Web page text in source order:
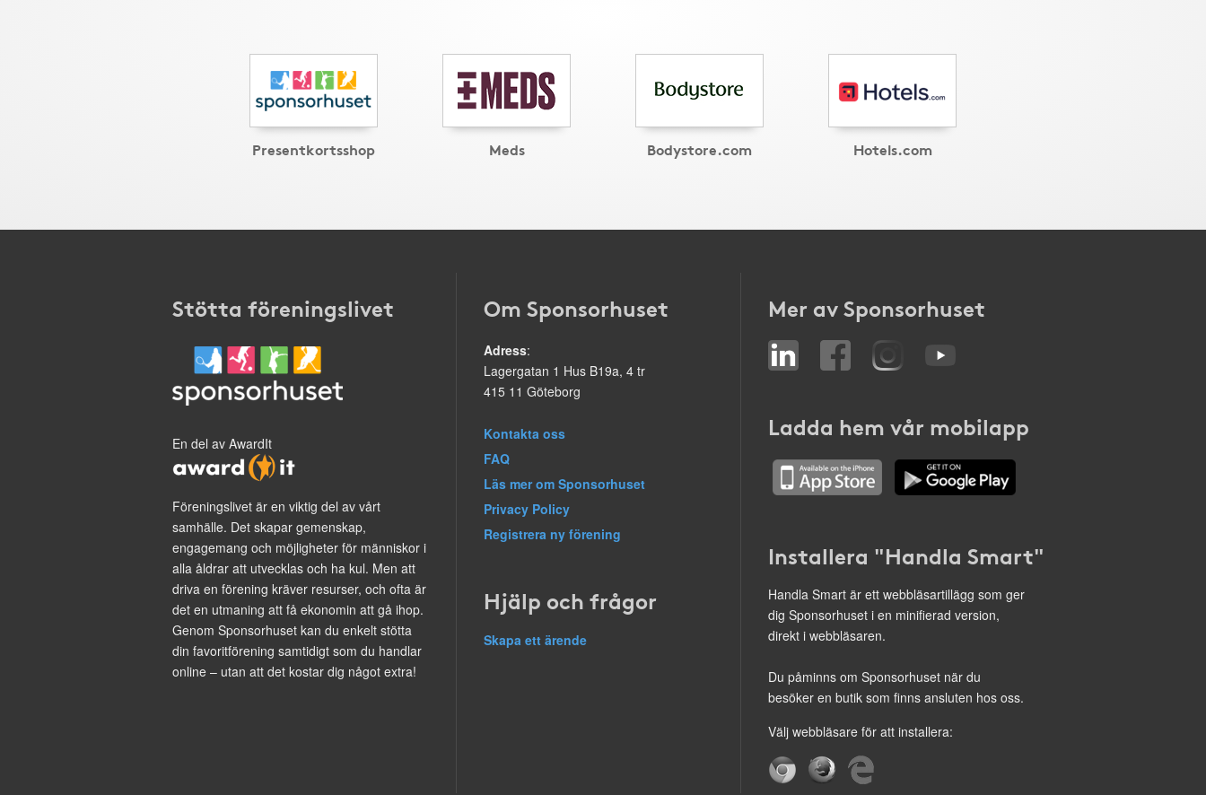
Presentkortsshop Meds Bodystore.com Hotels.com
Stötta föreningslivet
En del av AwardIt
Föreningslivet är en viktig del av vårt
samhälle. Det skapar gemenskap,
engagemang och möjligheter för människor i
alla åldrar att utvecklas och ha kul. Men att
driva en förening kräver resurser, och ofta är
det en utmaning att få ekonomin att gå ihop.
Genom Sponsorhuset kan du enkelt stötta
din favoritförening samtidigt som du handlar
online – utan att det kostar dig något extra!
Om Sponsorhuset
Adress:
Lagergatan 1 Hus B19a, 4 tr
415 11 Göteborg
Kontakta oss
FAQ
Läs mer om Sponsorhuset
Privacy Policy
Registrera ny förening
Hjälp och frågor
Skapa ett ärende
Mer av Sponsorhuset
Ladda hem vår mobilapp
Installera "Handla Smart"
Handla Smart är ett webbläsartillägg som ger
dig Sponsorhuset i en minifierad version,
direkt i webbläsaren.
Du påminns om Sponsorhuset när du
besöker en butik som finns ansluten hos oss.
Välj webbläsare för att installera: